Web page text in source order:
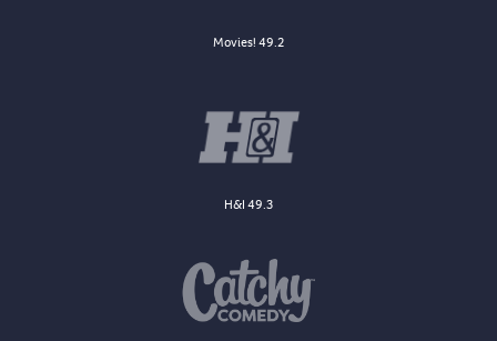
Movies! 49.2
H&I 49.3